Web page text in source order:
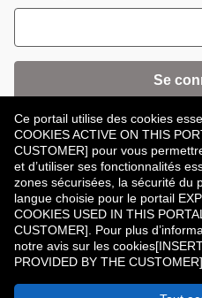
Ce portail utilise des cookies
COOKIES ACTIVE ON THIS
CUSTOMER] pour vous
et d’utiliser ses fonctionnalités
zones sécurisées, la sécurité du
langue choisie pour le portail
COOKIES USED IN THIS
CUSTOMER]. Pour plus
notre avis sur les
PROVIDED BY THE CUSTOMER].
Se
Mot de passe oublié ?
Vous n’avez pas de